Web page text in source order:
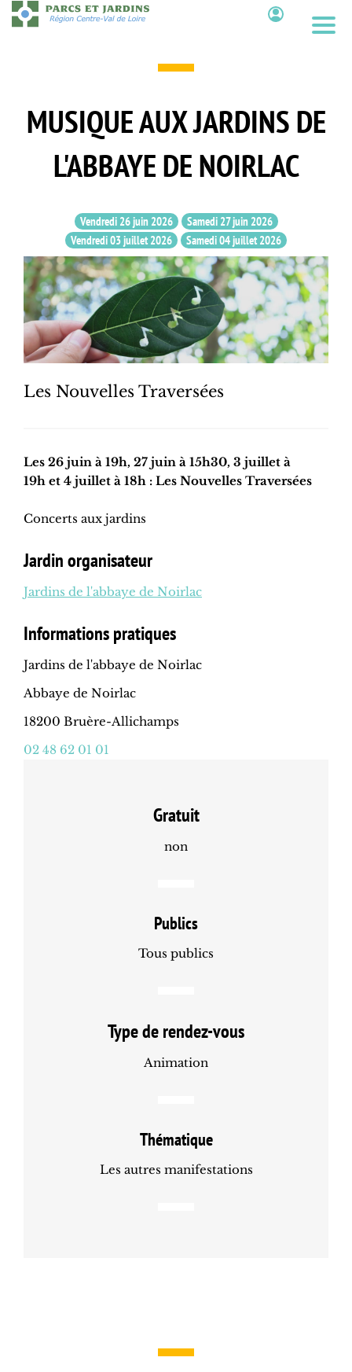
Aller
au
MUSIQUE AUX JARDINS DE
L'ABBAYE DE NOIRLAC
Vendredi 26 juin 2026
Samedi 27 juin 2026
Vendredi 03 juillet 2026
Samedi 04 juillet 2026
Les Nouvelles Traversées
Les 26 juin à 19h, 27 juin à 15h30, 3 juillet à
19h et 4 juillet à 18h : Les Nouvelles Traversées
Concerts aux jardins
Jardin organisateur
Jardins de l'abbaye de Noirlac
Informations pratiques
Jardins de l'abbaye de Noirlac
Abbaye de Noirlac
18200 Bruère-Allichamps
02 48 62 01 01
Gratuit
non
Publics
Tous publics
Type de rendez-vous
Animation
Thématique
Les autres manifestations